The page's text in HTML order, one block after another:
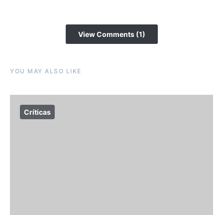
View Comments (1)
YOU MAY ALSO LIKE
Críticas